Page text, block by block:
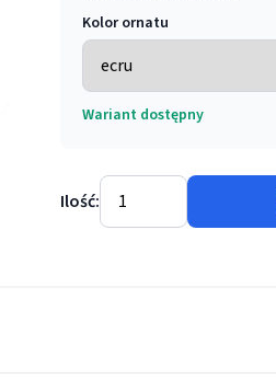
Świętym (639)
Kolor ornatu
Wariant dostępny
Ilość: